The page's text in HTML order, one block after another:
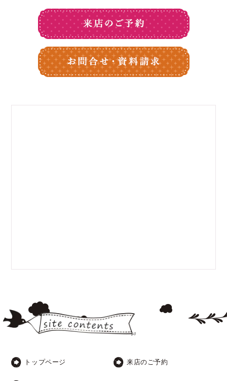
トップページ 来店のご予約